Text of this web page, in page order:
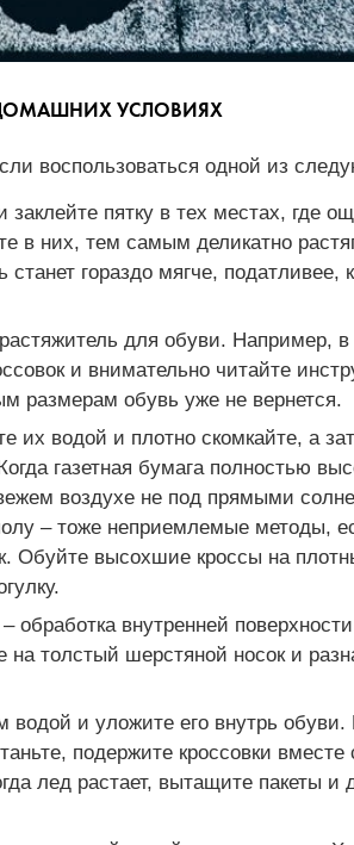
УСЛОВИЯХ
воспользоваться одной из
пятку в тех местах, где
в них, тем самым деликатно
гораздо мягче, податливее,
для обуви. Например,
и внимательно читайте
размерам обувь уже не вернется.
их водой и плотно скомкайте, а
газетная бумага полностью
воздухе не под прямыми
– тоже неприемлемые методы,
Обуйте высохшие кроссы на
внутренней поверхности
толстый шерстяной носок и
водой и уложите его внутрь
подержите кроссовки вместе
лед растает, вытащите пакеты и